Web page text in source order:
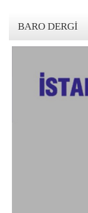
BARO DERGI